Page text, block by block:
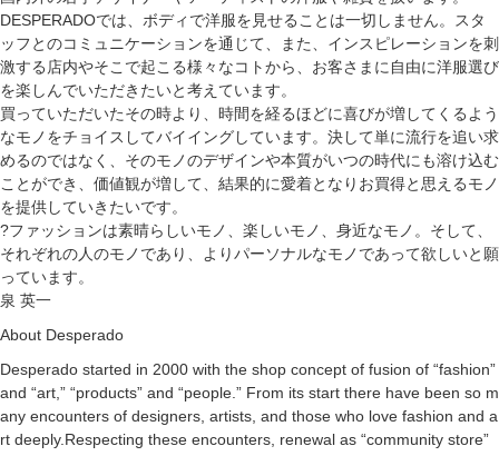
DESPERADOでは、ボディで洋服を見せることは一切しません。スタ
ッフとのコミュニケーションを通じて、また、インスピレーションを刺
激する店内やそこで起こる様々なコトから、お客さまに自由に洋服選び
を楽しんでいただきたいと考えています。
買っていただいたその時より、時間を経るほどに喜びが増してくるよう
なモノをチョイスしてバイイングしています。決して単に流行を追い求
めるのではなく、そのモノのデザインや本質がいつの時代にも溶け込む
ことができ、価値観が増して、結果的に愛着となりお買得と思えるモノ
を提供していきたいです。
?ファッションは素晴らしいモノ、楽しいモノ、身近なモノ。そして、
それぞれの人のモノであり、よりパーソナルなモノであって欲しいと願
っています。
泉 英一
About Desperado
Desperado started in 2000 with the shop concept of fusion of “fashion”
and “art,” “products” and “people.” From its start there have been so m
any encounters of designers, artists, and those who love fashion and a
rt deeply.Respecting these encounters, renewal as “community store”